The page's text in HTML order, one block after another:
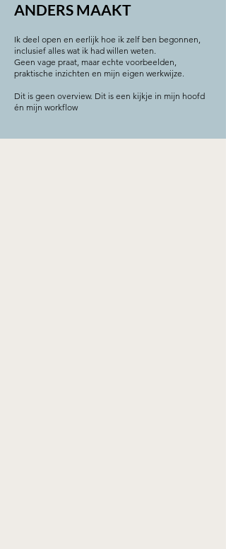
ANDERS MAAKT
Ik deel open en eerlijk hoe ik zelf ben begonnen,
inclusief alles wat ik had willen weten.
Geen vage praat, maar echte voorbeelden,
praktische inzichten en mijn eigen werkwijze.
Dit is geen overview. Dit is een kijkje in mijn hoofd
én mijn workflow